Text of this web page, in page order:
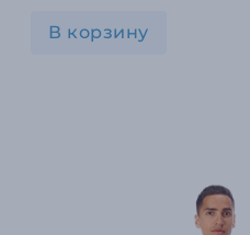
В корзину